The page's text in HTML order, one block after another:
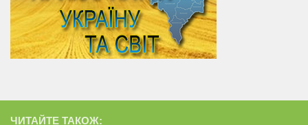
ЧИТАЙТЕ ТАКОЖ: